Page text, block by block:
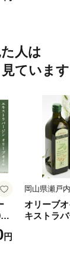
人は
ています
円
岡山県瀬戸
オリーブ
キストラ
オイル シ
オーガニ